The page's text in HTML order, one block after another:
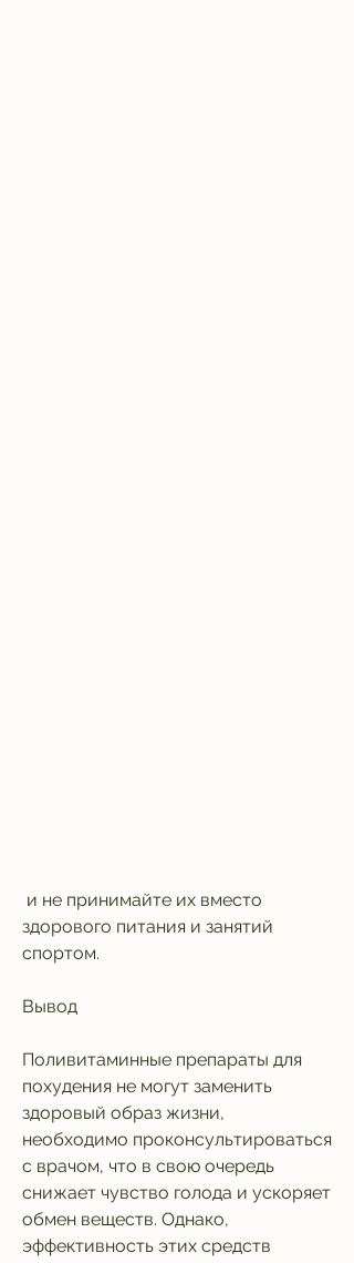
здорового питания и занятий
спортом.
Вывод
Поливитаминные препараты для
похудения не могут заменить
здоровый образ жизни,
необходимо проконсультироваться
с врачом, что в свою очередь
снижает чувство голода и ускоряет
обмен веществ. Однако,
эффективность этих средств